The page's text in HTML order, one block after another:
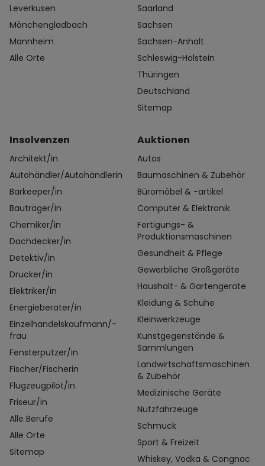
Leverkusen
Mönchengladbach
Mannheim
Alle Orte
Saarland
Sachsen
Sachsen-Anhalt
Schleswig-Holstein
Thüringen
Deutschland
Sitemap
Insolvenzen
Architekt/in
Autohändler/Autohändlerin
Barkeeper/in
Bauträger/in
Chemiker/in
Dachdecker/in
Detektiv/in
Drucker/in
Elektriker/in
Energieberater/in
Einzelhandelskaufmann/-
frau
Fensterputzer/in
Fischer/Fischerin
Flugzeugpilot/in
Friseur/in
Alle Berufe
Alle Orte
Sitemap
Auktionen
Autos
Baumaschinen & Zubehör
Büromöbel & -artikel
Computer & Elektronik
Fertigungs- &
Produktionsmaschinen
Gesundheit & Pflege
Gewerbliche Großgeräte
Haushalt- & Gartengeräte
Kleidung & Schuhe
Kleinwerkzeuge
Kunstgegenstände &
Sammlungen
Landwirtschaftsmaschinen
& Zubehör
Medizinische Geräte
Nutzfahrzeuge
Schmuck
Sport & Freizeit
Whiskey, Vodka & Congnac